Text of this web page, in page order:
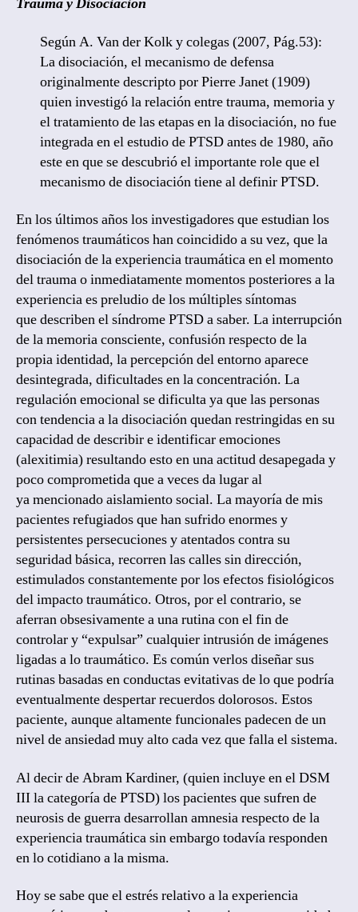
Trauma y Disociación
Según A. Van der Kolk y colegas (2007, Pág.53):
La disociación, el mecanismo de defensa
originalmente descripto por Pierre Janet (1909)
quien investigó la relación entre trauma, memoria y
el tratamiento de las etapas en la disociación, no fue
integrada en el estudio de PTSD antes de 1980, año
este en que se descubrió el importante role que el
mecanismo de disociación tiene al definir PTSD.
En los últimos años los investigadores que estudian los
fenómenos traumáticos han coincidido a su vez, que la
disociación de la experiencia traumática en el momento
del trauma o inmediatamente momentos posteriores a la
experiencia es preludio de los múltiples síntomas
que describen el síndrome PTSD a saber. La interrupción
de la memoria consciente, confusión respecto de la
propia identidad, la percepción del entorno aparece
desintegrada, dificultades en la concentración. La
regulación emocional se dificulta ya que las personas
con tendencia a la disociación quedan restringidas en su
capacidad de describir e identificar emociones
(alexitimia) resultando esto en una actitud desapegada y
poco comprometida que a veces da lugar al
ya mencionado aislamiento social. La mayoría de mis
pacientes refugiados que han sufrido enormes y
persistentes persecuciones y atentados contra su
seguridad básica, recorren las calles sin dirección,
estimulados constantemente por los efectos fisiológicos
del impacto traumático. Otros, por el contrario, se
aferran obsesivamente a una rutina con el fin de
controlar y “expulsar” cualquier intrusión de imágenes
ligadas a lo traumático. Es común verlos diseñar sus
rutinas basadas en conductas evitativas de lo que podría
eventualmente despertar recuerdos dolorosos. Estos
paciente, aunque altamente funcionales padecen de un
nivel de ansiedad muy alto cada vez que falla el sistema.
Al decir de Abram Kardiner, (quien incluye en el DSM
III la categoría de PTSD) los pacientes que sufren de
neurosis de guerra desarrollan amnesia respecto de la
experiencia traumática sin embargo todavía responden
en lo cotidiano a la misma.
Hoy se sabe que el estrés relativo a la experiencia